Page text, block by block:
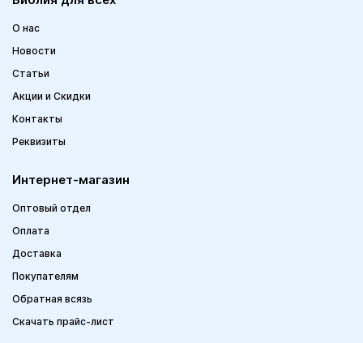
О нас
Новости
Статьи
Акции и Скидки
Контакты
Реквизиты
Интернет-магазин
Оптовый отдел
Оплата
Доставка
Покупателям
Обратная всязь
Скачать прайс-лист